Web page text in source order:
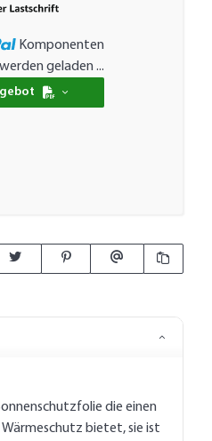
Komponenten
werden geladen ...
die einen
bietet, sie ist